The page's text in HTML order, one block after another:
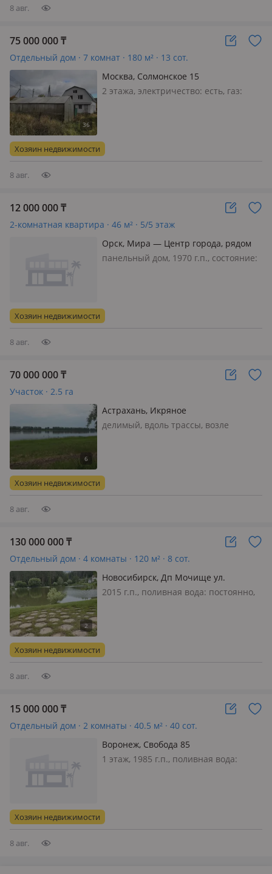
8 авг.
75 000 000₸
Отдельный дом · 7 комнат · 180 м² · 13 сот.
Москва, Солмонское 15
2 этажа, электричество: есть, газ:
этажа и мансарда. Участок 13 соток.
Баня, септик, скважина, свет. В д…
Хозяин недвижимости
8 авг.
12 000 000₸
2-комнатная квартира · 46 м² · 5/5 этаж
Орск, Мира — Центр города, рядом
площадь Комсомольская, рынок
панельный дом, 1970 г.п., состояние:
теплая, ухоженная
Хозяин недвижимости
8 авг.
70 000 000₸
Участок · 2.5 га
Астрахань, Икряное
делимый, вдоль трассы, возле
Земельный участок 2, 5 га |
федеральная трасса Р-22 «Кавказ» |
Хозяин недвижимости
8 авг.
130 000 000₸
Отдельный дом · 4 комнаты · 120 м² · 8 сот.
Новосибирск, Дп Мочище ул.
Радужная 47
2015 г.п., поливная вода: постоянно,
прогулок очень красивое озеро, в
лесу дорога для катания на лыжах,
Хозяин недвижимости
8 авг.
15 000 000₸
Отдельный дом · 2 комнаты · 40.5 м² · 40 сот.
Воронеж, Свобода 85
1 этаж, 1985 г.п., поливная вода:
с. воронцовка Воронежской обл муз.
школа, дед. сад, магазины.
Хозяин недвижимости
8 авг.